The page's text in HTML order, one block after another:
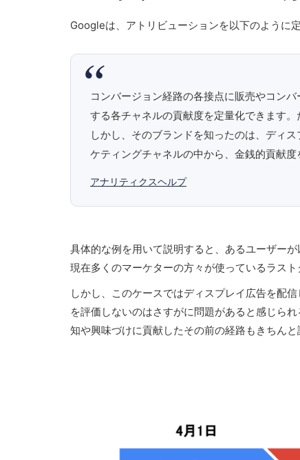
Googleは、アトリビューションを以下のように定
コンバージョン経路の各接点に販売やコン
する各チャネルの貢献度を定量化できます
しかし、そのブランドを知ったのは、ディ
ケティングチャネルの中から、金銭的貢献度
アナリティクスヘルプ
具体的な例を用いて説明すると、あるユーザー
現在多くのマーケターの方々が使っているラス
しかし、このケースではディスプレイ広告を配
を評価しないのはさすがに問題があると感じら
知や興味づけに貢献したその前の経路もきちんと